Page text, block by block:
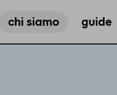
chi siamo guide